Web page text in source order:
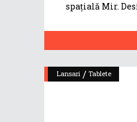
spațială Mir.
Lansari / Tablete